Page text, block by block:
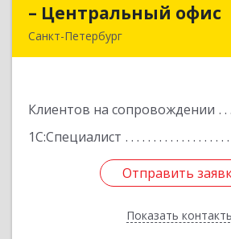
– Центральный офис
Санкт-Петербург
Клиентов на сопровождении
1С:Специалист
Отправить
Показать
–
Отправить
Назад